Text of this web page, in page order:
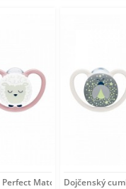
Match Air Night
Dojčenský